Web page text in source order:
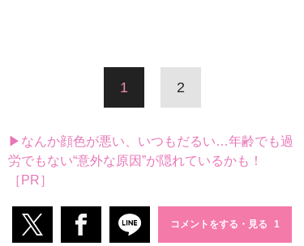
1 2
▶なんか顔色が悪い、いつもだるい…年齢でも過
労でもない“意外な原因”が隠れているかも！
［PR］
コメントをする・見る